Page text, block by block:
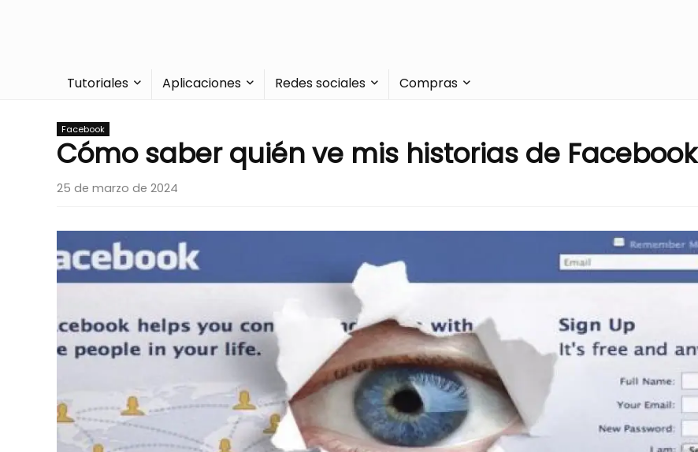
Tutoriales Aplicaciones Redes sociales Compras
Facebook
Cómo saber quién ve mis historias de Facebook
25 de marzo de 2024